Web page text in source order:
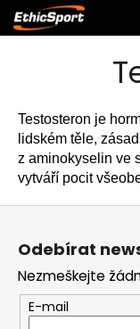
Přejít
na
obsah
Testosteron je
lidském těle,
z aminokyselin ve
vytváří pocit
o
o
p
o
t
ř
e
b
u
Z
Odebírat
Nezmeškejte
E-mail